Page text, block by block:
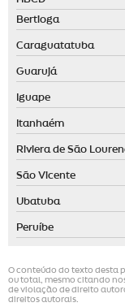
Bertioga
Caraguatatuba
Guarujá
Iguape
Itanhaém
Riviera de São
São Vicente
Ubatuba
Peruíbe
O conteúdo do texto desta
ou total, mesmo citando
de violação de direito
direitos autorais